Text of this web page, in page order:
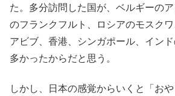
た。多分訪問した国が、ベルギーの
のフランクフルト、ロシアのモスク
アビブ、香港、シンガポール、イン
多かったからだと思う。
しかし、日本の感覚からいくと「お